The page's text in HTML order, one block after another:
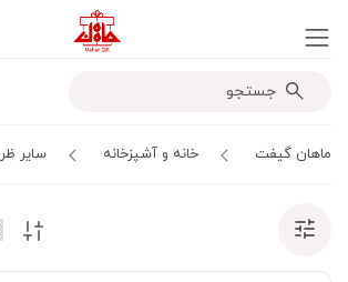
ماهان گیفت خانه و آشپزخانه سایر